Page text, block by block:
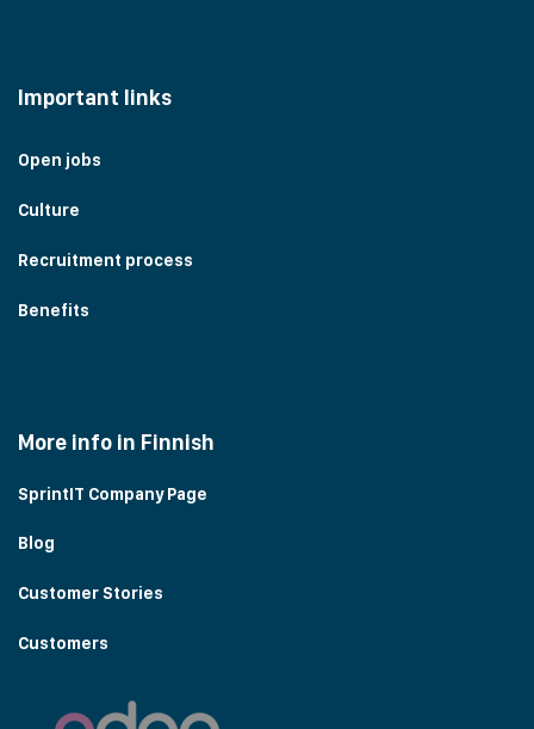
Important links
Open jobs
Culture
Recruitment process
Benefits
More info in Finnish
SprintIT Company Page
Blog
Customer Stories
Customers